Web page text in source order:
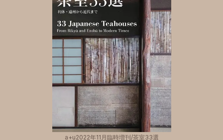
a+u2022年11月臨時増刊/茶室33選